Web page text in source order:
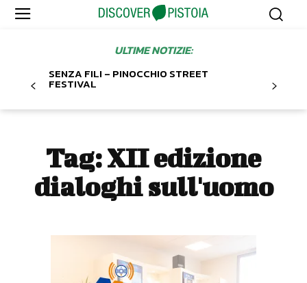
ULTIME NOTIZIE:
SENZA FILI – PINOCCHIO STREET
FESTIVAL
Tag:XII edizione
dialoghi sull'uomo